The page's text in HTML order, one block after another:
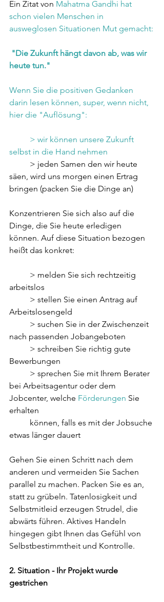
Ein Zitat von Mahatma Gandhi hat
schon vielen Menschen in
ausweglosen Situationen Mut gemacht:
"Die Zukunft hängt davon ab, was wir
heute tun."
Wenn Sie die positiven Gedanken
darin lesen können, super, wenn nicht,
hier die "Auflösung":
selbst in die Hand nehmen
säen, wird uns morgen einen Ertrag
bringen (packen Sie die Dinge an)
Konzentrieren Sie sich also auf die
Dinge, die Sie heute erledigen
können. Auf diese Situation bezogen
heißt das konkret:
arbeitslos
Arbeitslosengeld
nach passenden Jobangeboten
Bewerbungen
bei Arbeitsagentur oder dem
Jobcenter, welche Förderungen Sie
erhalten
etwas länger dauert
Gehen Sie einen Schritt nach dem
anderen und vermeiden Sie Sachen
parallel zu machen. Packen Sie es an,
statt zu grübeln. Tatenlosigkeit und
Selbstmitleid erzeugen Strudel, die
abwärts führen. Aktives Handeln
hingegen gibt Ihnen das Gefühl von
Selbstbestimmtheit und Kontrolle.
2. Situation - Ihr Projekt wurde
gestrichen